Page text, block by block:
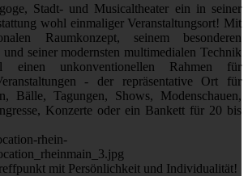
Stadt- und Musicaltheater ein in seiner
wohl einmaliger Veranstaltungsort! Mit
Raumkonzept, seinem besonderen
seiner modernsten multimedialen Technik
einen unkonventionellen Rahmen für
- der repräsentative Ort für
Bälle, Tagungen, Shows, Modenschauen,
Konzerte oder ein Bankett für 20 bis
mit Persönlichkeit und Individualität!